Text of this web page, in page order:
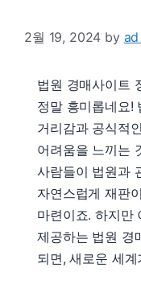
2월 19, 2024 by
법원 경매사이트
정말 흥미롭네요!
거리감과 공식적
어려움을 느끼는
사람들이 법원과
자연스럽게 재판
마련이죠. 하지만
제공하는 법원 경
되면, 새로운 세